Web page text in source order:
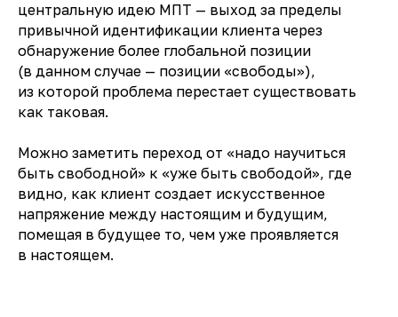
центральную идею МПТ — выход за пределы
привычной идентификации клиента через
обнаружение более глобальной позиции
(в данном случае — позиции «свободы»),
из которой проблема перестает существовать
как таковая.
Можно заметить переход от «надо научиться
быть свободной» к «уже быть свободой», где
видно, как клиент создает искусственное
напряжение между настоящим и будущим,
помещая в будущее то, чем уже проявляется
в настоящем.